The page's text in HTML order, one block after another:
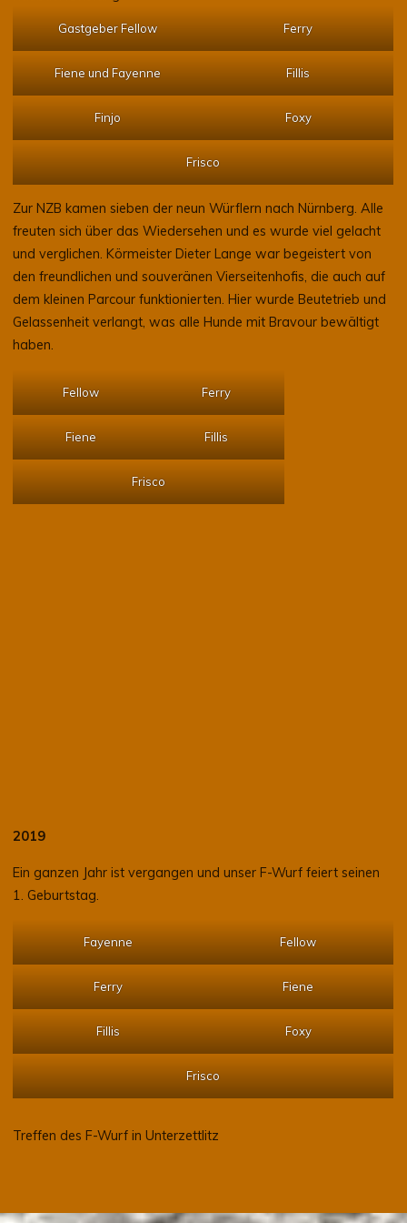
Gastgeber Fellow Ferry
Fiene und Fayenne Fillis
Finjo Foxy
Frisco
Zur NZB kamen sieben der neun Würflern nach Nürnberg. Alle
freuten sich über das Wiedersehen und es wurde viel gelacht
und verglichen. Körmeister Dieter Lange war begeistert von
den freundlichen und souveränen Vierseitenhofis, die auch auf
dem kleinen Parcour funktionierten. Hier wurde Beutetrieb und
Gelassenheit verlangt, was alle Hunde mit Bravour bewältigt
haben.
Fellow Ferry
Fiene Fillis
Frisco
©2026 Hovawarte vom Vierseitenhof